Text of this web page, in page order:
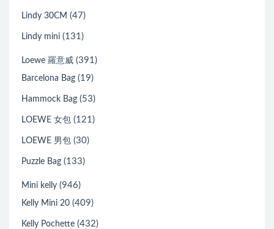
Lindy 30CM (47)
Lindy mini (131)
Loewe 羅意威 (391)
Barcelona Bag (19)
Hammock Bag (53)
LOEWE 女包 (121)
LOEWE 男包 (30)
Puzzle Bag (133)
Mini kelly (946)
Kelly Mini 20 (409)
Kelly Pochette (432)